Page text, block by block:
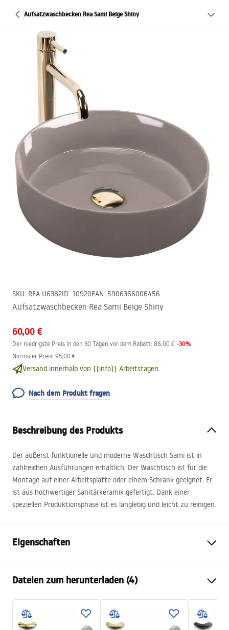
Aufsatzwaschbecken Rea Sami Beige Shiny
SKU: REA-U6382ID: 10920EAN: 5906366006456
Aufsatzwaschbecken Rea Sami Beige Shiny
60,00 €
Der niedrigste Preis in den 30 Tagen vor dem Rabatt: 86,00 € -30%
Normaler Preis: 95,00 €
Versand innerhalb von {{info}} Arbeitstagen.
Nach dem Produkt fragen
Beschreibung des Produkts
Der äußerst funktionelle und moderne Waschtisch Sami ist in
zahlreichen Ausführungen erhältlich. Der Waschtisch ist für die
Montage auf einer Arbeitsplatte oder einem Schrank geeignet. Er
ist aus hochwertiger Sanitärkeramik gefertigt. Dank einer
speziellen Produktionsphase ist es langlebig und leicht zu reinigen.
Eigenschaften
Material
Sanitärkeramik
Farbe
Beige
Fertigstellung
Glänzend
Dateien zum herunterladen (4)
Anweisungen zum Einbau